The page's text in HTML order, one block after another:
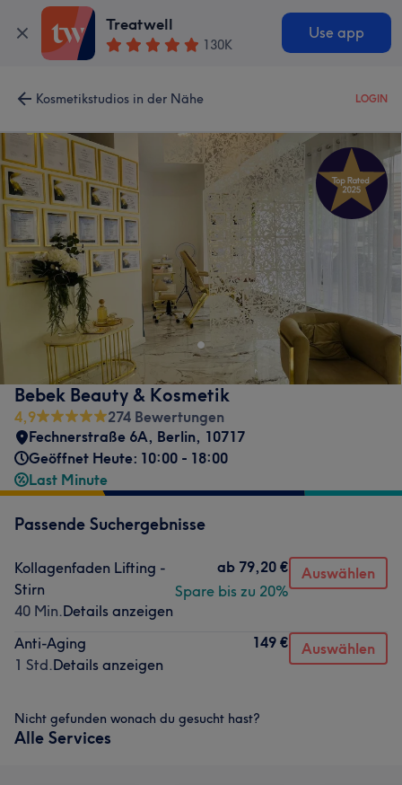
Treatwell
130K
Use app
Kosmetikstudios in der Nähe LOGIN
Bebek Beauty & Kosmetik
4,9
274 Bewertungen
Fechnerstraße 6A, Berlin, 10717
Geöffnet Heute: 10:00 - 18:00
Last Minute
Passende Suchergebnisse
Kollagenfaden Lifting -
Stirn
40 Min.Details anzeigen
ab 79,20 €
Spare bis zu 20%
Auswählen
Anti-Aging
1 Std.Details anzeigen
149 € Auswählen
Nicht gefunden wonach du gesucht hast?
Alle Services